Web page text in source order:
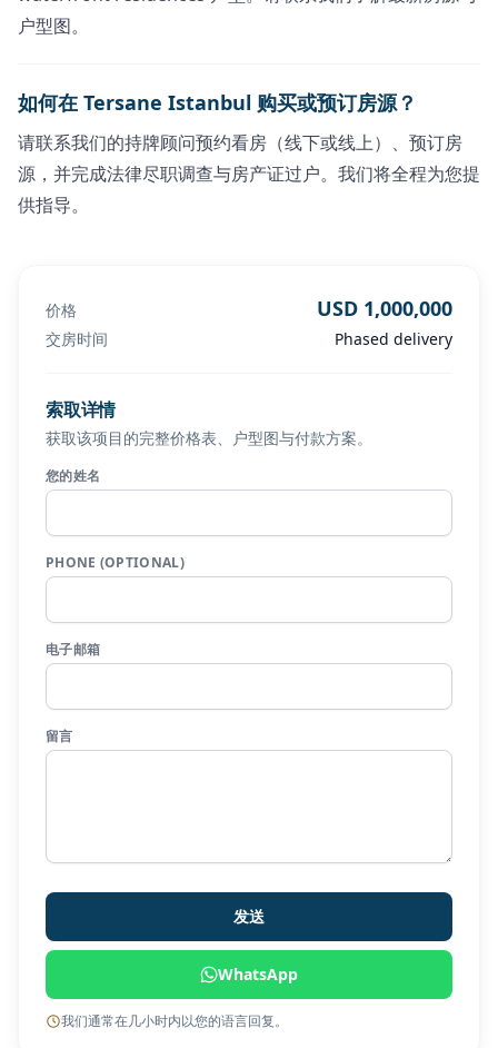
户型图。
如何在 Tersane Istanbul 购买或预订房源？
请联系我们的持牌顾问预约看房（线下或线上）、预订房
源，并完成法律尽职调查与房产证过户。我们将全程为您提
供指导。
价格 USD 1,000,000
交房时间 Phased delivery
索取详情
获取该项目的完整价格表、户型图与付款方案。
您的姓名
PHONE (OPTIONAL)
电子邮箱
留言
发送
WhatsApp
我们通常在几小时内以您的语言回复。